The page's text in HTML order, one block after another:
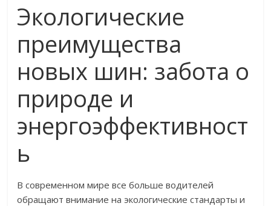
Экологические
преимущества
новых шин: забота о
природе и
энергоэффективност
ь
В современном мире все больше водителей
обращают внимание на экологические стандарты и